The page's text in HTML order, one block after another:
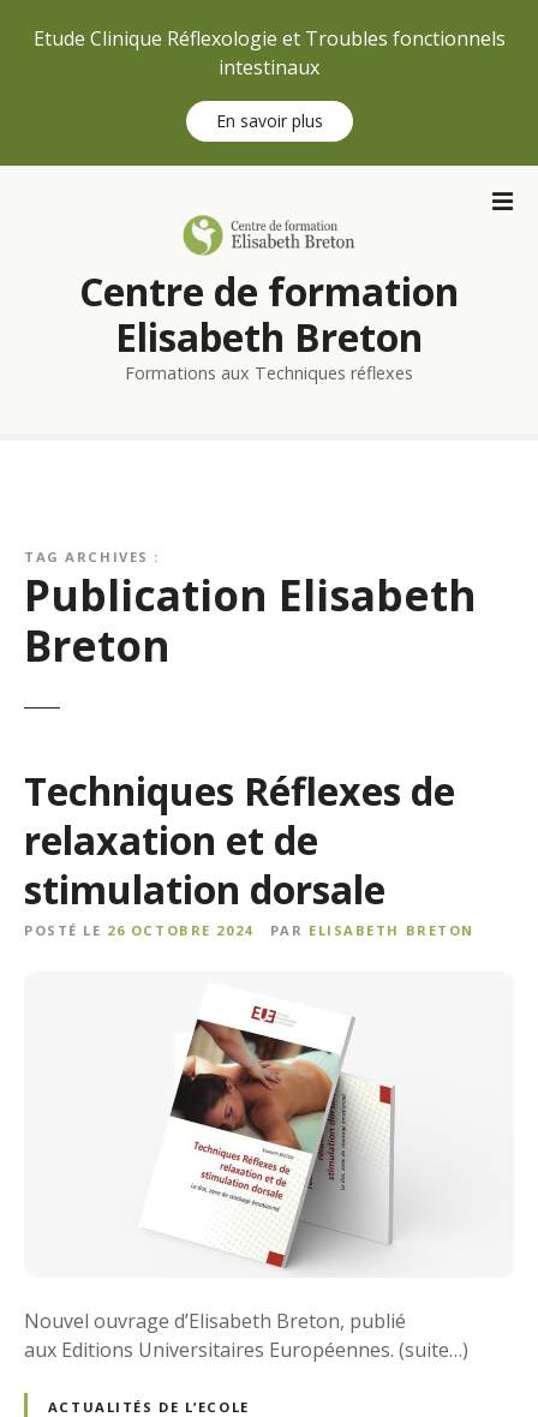
Etude Clinique Réflexologie et Troubles fonctionnels
intestinaux
En savoir plus
Centre de formation
Elisabeth Breton
Formations aux Techniques réflexes
TAG ARCHIVES :
Publication Elisabeth
Breton
Techniques Réflexes de
relaxation et de
stimulation dorsale
POSTÉ LE 26 OCTOBRE 2024 PAR ELISABETH BRETON
Nouvel ouvrage d’Elisabeth Breton, publié
aux Editions Universitaires Européennes. (suite…)
ACTUALITÉS DE L’ECOLE